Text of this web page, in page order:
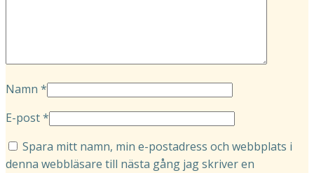
Namn *
E-post*
Spara mitt namn, min e-postadress och webbplats i
denna webbläsare till nästa gång jag skriver en